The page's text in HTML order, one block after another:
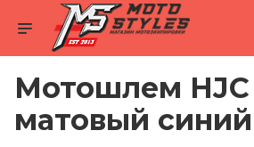
Мотошлем HJC
матовый синий